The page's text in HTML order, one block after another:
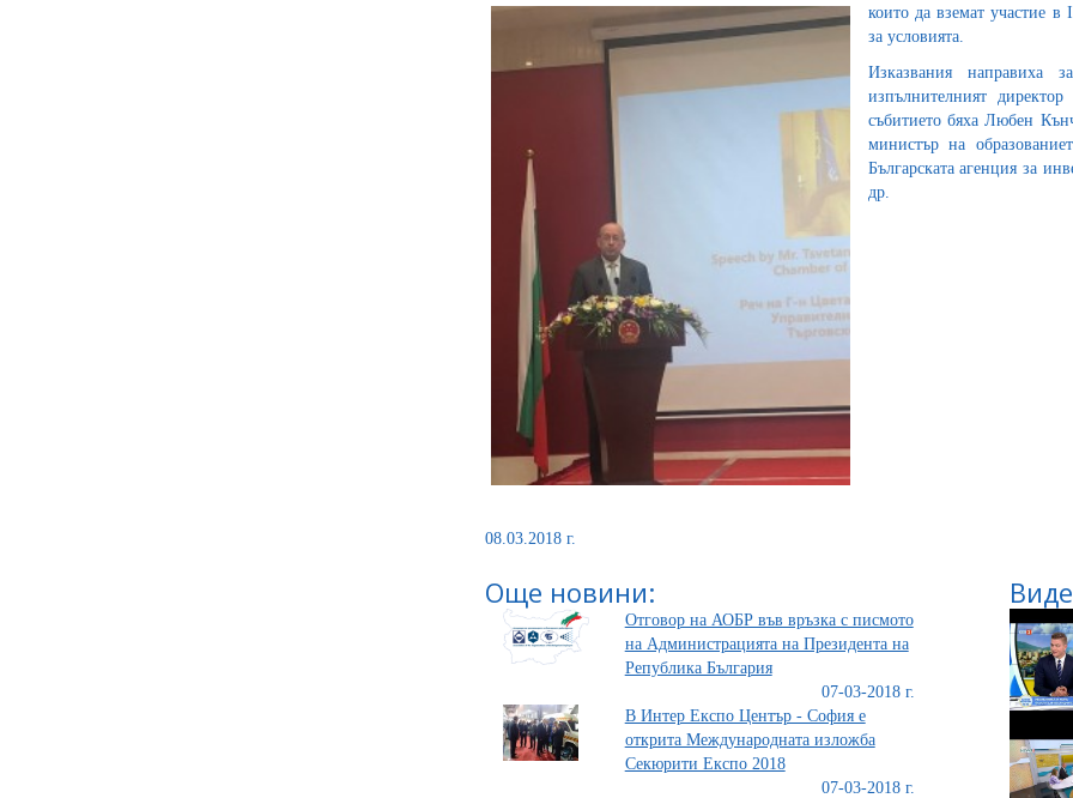
които да вземат участие
за условията.
Изказвания направиха
изпълнителният
събитието бяха Любен
министър на
Българската агенция за
др.
08.03.2018 г.
Още новини:
Отговор на АОБР във връзка с писмото
на Администрацията на Президента на
Република България
07-03-2018 г.
В Интер Експо Център - София е
открита Международната изложба
Секюрити Експо 2018
07-03-2018 г.